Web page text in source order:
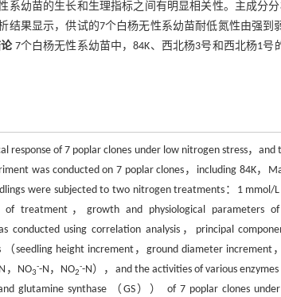
幼苗的生长和生理指标之间有明显相关性。主成分
果显示，供试的7个白杨无性系幼苗耐低氮性由强到
7个白杨无性系幼苗中，84K、西北杨3号和西北杨1号
response of 7 poplar clones under low nitrogen stress，and
was conducted on 7 poplar clones，including 84K，
were subjected to two nitrogen treatments：1 mmol/
treatment，growth and physiological parameters of
conducted using correlation analysis，principal
seedling height increment，ground diameter increment
，NO3
--N，NO2
--N），and the activities of various
glutamine synthase （GS）） of 7 poplar clones